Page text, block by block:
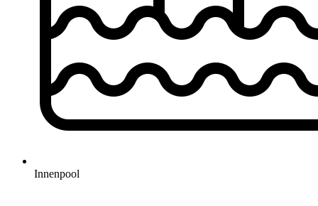
Innenpool